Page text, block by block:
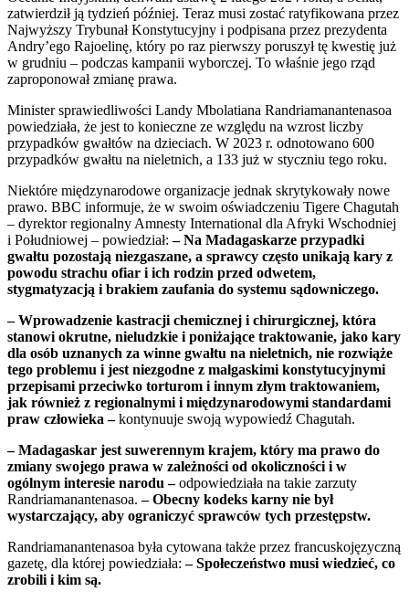
zatwierdził ją tydzień później. Teraz musi zostać ratyfikowana przez
Najwyższy Trybunał Konstytucyjny i podpisana przez prezydenta
Andry’ego Rajoelinę, który po raz pierwszy poruszył tę kwestię już
w grudniu – podczas kampanii wyborczej. To właśnie jego rząd
zaproponował zmianę prawa.
Minister sprawiedliwości Landy Mbolatiana Randriamanantenasoa
powiedziała, że jest to konieczne ze względu na wzrost liczby
przypadków gwałtów na dzieciach. W 2023 r. odnotowano 600
przypadków gwałtu na nieletnich, a 133 już w styczniu tego roku.
Niektóre międzynarodowe organizacje jednak skrytykowały nowe
prawo. BBC informuje, że w swoim oświadczeniu Tigere Chagutah
– dyrektor regionalny Amnesty International dla Afryki Wschodniej
i Południowej – powiedział:– Na Madagaskarze przypadki
gwałtu pozostają niezgaszane, a sprawcy często unikają kary z
powodu strachu ofiar i ich rodzin przed odwetem,
stygmatyzacją i brakiem zaufania do systemu sądowniczego.
–Wprowadzenie kastracji chemicznej i chirurgicznej, która
stanowi okrutne, nieludzkie i poniżające traktowanie, jako kary
dla osób uznanych za winne gwałtu na nieletnich, nie rozwiąże
tego problemu i jest niezgodne z malgaskimi konstytucyjnymi
przepisami przeciwko torturom i innym złym traktowaniem,
jak również z regionalnymi i międzynarodowymi standardami
praw człowieka –kontynuuje swoją wypowiedź Chagutah.
– Madagaskar jest suwerennym krajem, który ma prawo do
zmiany swojego prawa w zależności od okoliczności i w
ogólnym interesie narodu –odpowiedziała na takie zarzuty
Randriamanantenasoa.– Obecny kodeks karny nie był
wystarczający, aby ograniczyć sprawców tych przestępstw.
Randriamanantenasoa była cytowana także przez francuskojęzyczną
gazetę, dla której powiedziała:– Społeczeństwo musi wiedzieć, co
zrobili i kim są.